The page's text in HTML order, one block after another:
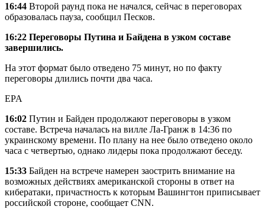
16:44 Второй раунд пока не начался, сейчас в переговорах
образовалась пауза, сообщил Песков.
16:22 Переговоры Путина и Байдена в узком составе
завершились.
На этот формат было отведено 75 минут, но по факту
переговоры длились почти два часа.
EPA
16:02 Путин и Байден продолжают переговоры в узком
составе. Встреча началась на вилле Ла-Гранж в 14:36 по
украинскому времени. По плану на нее было отведено около
часа с четвертью, однако лидеры пока продолжают беседу.
15:33 Байден на встрече намерен заострить внимание на
возможных действиях американской стороны в ответ на
кибератаки, причастность к которым Вашингтон приписывает
российской стороне, сообщает CNN.